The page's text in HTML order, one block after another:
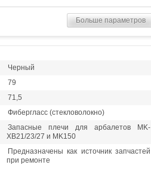
Больше параметров
Черный
79
71,5
Фибергласс (стекловолокно)
Запасные плечи для арбалетов MK-
XB21/23/27 и MK150
Предназначены как источник запчастей
при ремонте